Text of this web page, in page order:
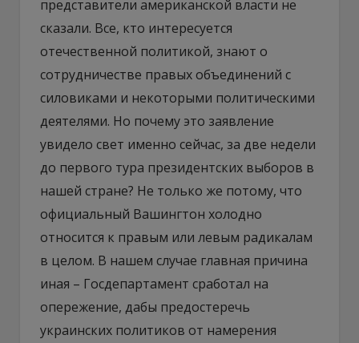
представители американской власти не
сказали. Все, кто интересуется
отечественной политикой, знают о
сотрудничестве правых объединений с
силовиками и некоторыми политическими
деятелями. Но почему это заявление
увидело свет именно сейчас, за две недели
до первого тура президентских выборов в
нашей стране? Не только же потому, что
официальный Вашингтон холодно
относится к правым или левым радикалам
в целом. В нашем случае главная причина
иная – Госдепартамент сработал на
опережение, дабы предостеречь
украинских политиков от намерения